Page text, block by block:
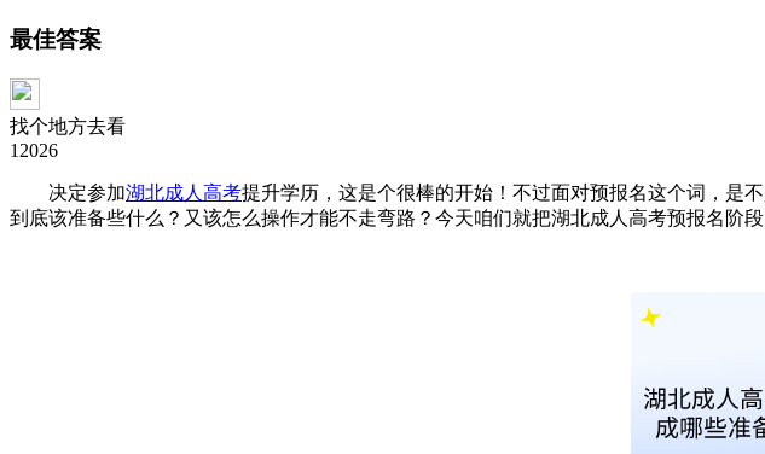
最佳答案
找个地方去看
12026
决定参加湖北成人高考提升学历，这是个很棒的开始！不过面对预报名这个词，是
到底该准备些什么？又该怎么操作才能不走弯路？今天咱们就把湖北成人高考预报名阶